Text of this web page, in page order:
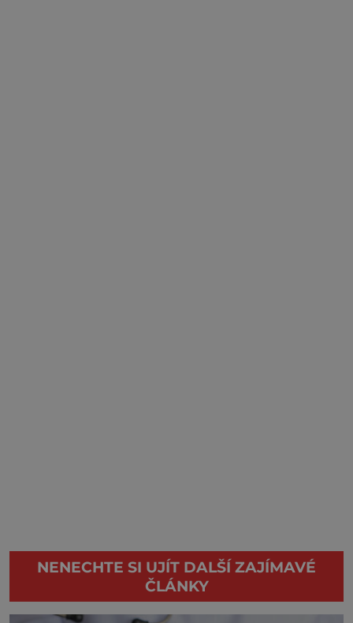
NENECHTE SI UJÍT DALŠÍ ZAJÍMAVÉ
ČLÁNKY